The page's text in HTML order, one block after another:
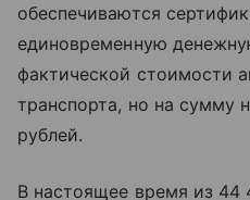
обеспечиваются
единовременную
фактической стоимости
транспорта, но на сумму
рублей.
В настоящее время из 44